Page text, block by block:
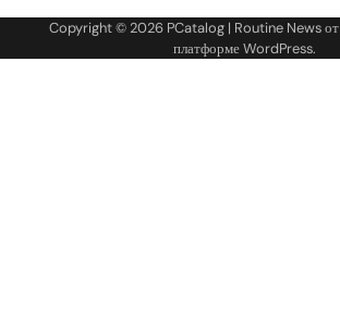
Copyright © 2026 PCatalog | Routine News от
платформеWordPress.